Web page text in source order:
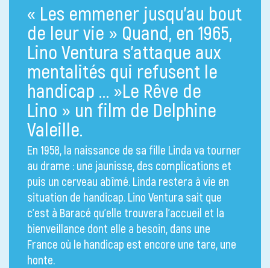
« Les emmener jusqu’au bout
de leur vie » Quand, en 1965,
Lino Ventura s’attaque aux
mentalités qui refusent le
handicap … »Le Rêve de
Lino » un film de Delphine
Valeille.
En 1958, la naissance de sa fille Linda va tourner
au drame : une jaunisse, des complications et
puis un cerveau abîmé. Linda restera à vie en
situation de handicap. Lino Ventura sait que
c’est à Baracé qu’elle trouvera l’accueil et la
bienveillance dont elle a besoin, dans une
France où le handicap est encore une tare, une
honte.